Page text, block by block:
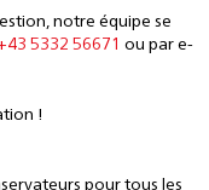
notre équipe se
5332 56671 ou par e-
!
pour tous les